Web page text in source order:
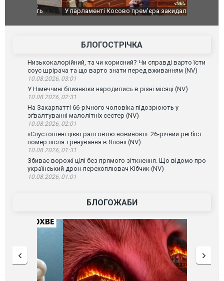
У парламенті Косово прем'єра закидали яйцями
Приїхав
до
зіркового
БЛОГОСТРІЧКА
Низькокалорійний, та чи корисний? Чи справді варто їсти
соус шрірача та що варто знати перед вживанням (NV)
10.08.2026, 03:01
У Німеччині близнюки народились в різні місяці (NV)
10.08.2026, 02:31
На Закарпатті 66-річного чоловіка підозрюють у
зґвалтуванні малолітніх сестер (NV)
10.08.2026, 02:01
«Спустошені цією раптовою новиною»: 26-річний регбіст
помер після тренування в Японії (NV)
10.08.2026, 01:31
Збиває ворожі цілі без прямого зіткнення. Що відомо про
український дрон-перехоплювач Кібчик (NV)
10.08.2026, 01:01
БЛОГОЖАБИ